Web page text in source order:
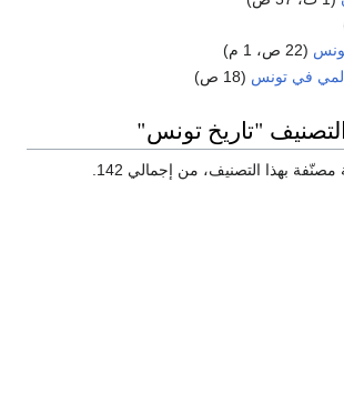
(22 ص، 1 م)
في تونس (18 ص)
"تاريخ تونس"